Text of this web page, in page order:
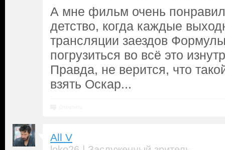
А мне фильм очень
детство, когда каждые
трансляции заездов
погрузиться во всё это
Правда, не верится, что
взять Оскар...
All V